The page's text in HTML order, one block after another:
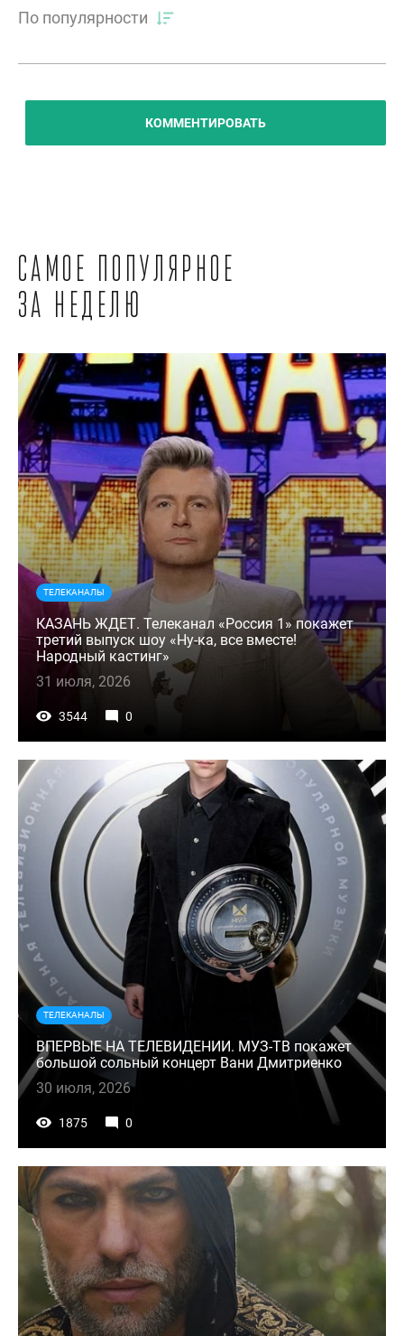
По популярности
КОММЕНТИРОВАТЬ
Самое популярное
за неделю
ТЕЛЕКАНАЛЫ
КАЗАНЬ ЖДЕТ. Телеканал «Россия 1» покажет
третий выпуск шоу «Ну-ка, все вместе!
Народный кастинг»
31 июля, 2026
3544 0
ТЕЛЕКАНАЛЫ
ВПЕРВЫЕ НА ТЕЛЕВИДЕНИИ. МУЗ-ТВ покажет
большой сольный концерт Вани Дмитриенко
30 июля, 2026
1875 0